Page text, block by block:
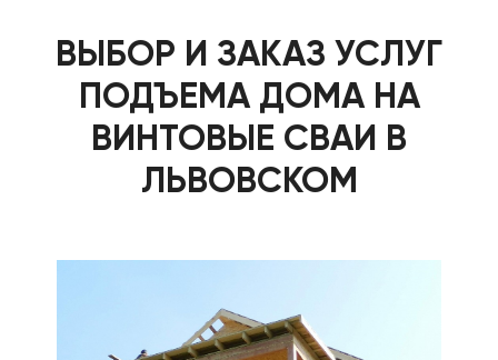
ВЫБОР И ЗАКАЗ УСЛУГ
ПОДЪЕМА ДОМА НА
ВИНТОВЫЕ СВАИ В
ЛЬВОВСКОМ